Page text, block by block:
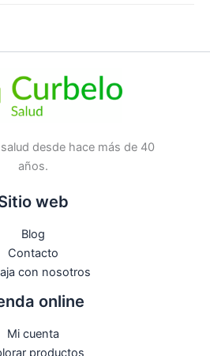
preguntas todavía
desde hace más de 40
años.
web
Blog
Contacto
con nosotros
online
Mi cuenta
productos